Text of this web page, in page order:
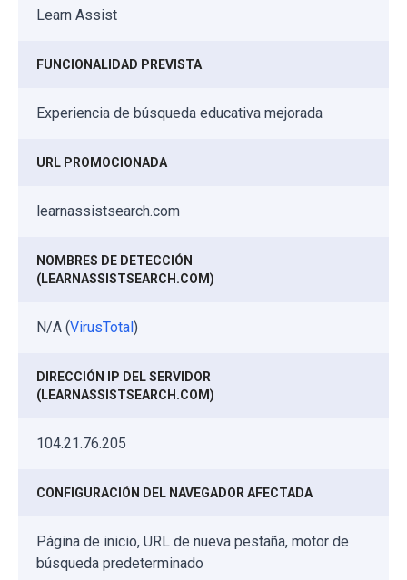
Learn Assist
FUNCIONALIDAD PREVISTA
Experiencia de búsqueda educativa mejorada
URL PROMOCIONADA
learnassistsearch.com
NOMBRES DE DETECCIÓN
(LEARNASSISTSEARCH.COM)
N/A (VirusTotal)
DIRECCIÓN IP DEL SERVIDOR
(LEARNASSISTSEARCH.COM)
104.21.76.205
CONFIGURACIÓN DEL NAVEGADOR AFECTADA
Página de inicio, URL de nueva pestaña, motor de
búsqueda predeterminado